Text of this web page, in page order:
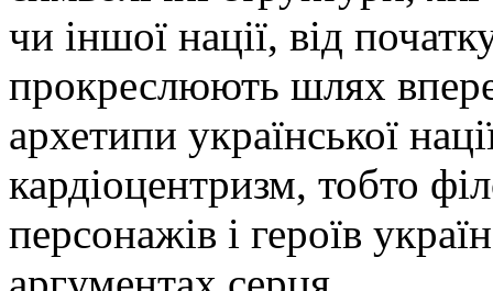
чи іншої нації, від
прокреслюють шлях
архетипи української
кардіоцентризм, тобто
персонажів і героїв